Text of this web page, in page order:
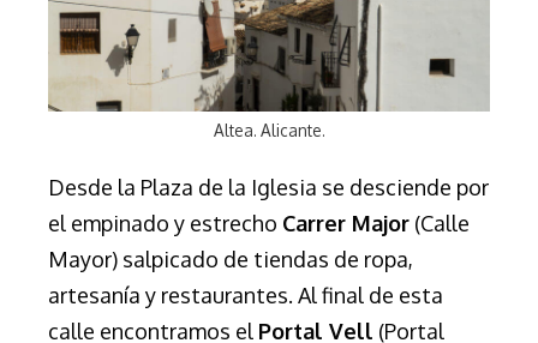
Altea. Alicante.
Desde la Plaza de la Iglesia se desciende por
el empinado y estrecho Carrer Major (Calle
Mayor) salpicado de tiendas de ropa,
artesanía y restaurantes. Al final de esta
calle encontramos el Portal Vell (Portal